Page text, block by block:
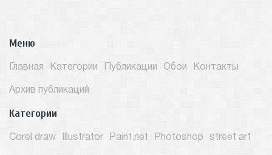
Меню
Главная Категории Публикации Обои Контакты
Архив публикаций
Категории
Corel draw Illustrator Paint.net Photoshop street art